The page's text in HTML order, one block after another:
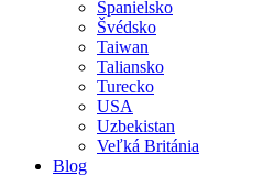
Španielsko
Švédsko
Taiwan
Taliansko
Turecko
USA
Uzbekistan
Veľká Británia
Blog